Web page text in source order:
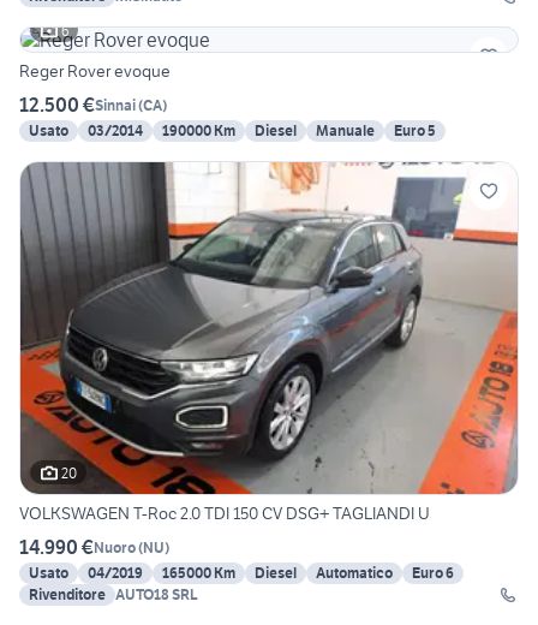
6
Reger Rover evoque
12.500 €Sinnai(CA)
Usato
03/2014 190000 Km Diesel Manuale Euro 5
20
VOLKSWAGEN T-Roc 2.0 TDI 150 CV DSG+ TAGLIANDI U
14.990 €Nuoro(NU)
Usato
04/2019 165000 Km Diesel Automatico
Euro 6
Rivenditore AUTO18 SRL